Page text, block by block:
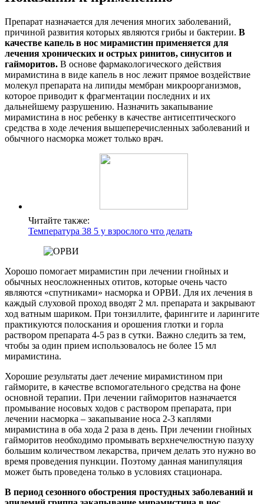
Препарат назначается для лечения многих заболеваний,
причиной развития которых являются грибы и бактерии. В
качестве капель в нос мирамистин применяется для
лечения хронических и острых ринитов, синуситов и
гайморитов. В основе фармакологического действия
мирамистина в виде капель в нос лежит прямое воздействие
молекул препарата на липиды мембран микроорганизмов,
которое приводит к фрагментации последних и их
дальнейшему разрушению. Назначить закапывание
мирамистина в нос ребенку в качестве антисептического
средства в ходе лечения вышеперечисленных заболеваний и
обычного насморка может только врач.
Читайте также:
Температура 38 5 у взрослого что делать
Хорошо помогает мирамистин при лечении гнойных и
обычных неосложненных отитов, которые очень часто
являются «спутниками» насморка и ОРВИ. Для их лечения в
каждый слуховой проход вводят 2 мл. препарата и закрывают
ход ватным шариком. При тонзиллите, фарингите и ларингите
практикуются полоскания и орошения глотки и горла
раствором препарата 4-5 раз в сутки. Важно следить за тем,
чтобы за один прием использовалось не более 15 мл
мирамистина.
Хорошие результаты дает лечение мирамистином при
гайморите, в качестве вспомогательного средства на фоне
основной терапии. При лечении гайморитов назначается
промывание носовых ходов с раствором препарата, при
лечении насморка – закапывание носа 2-3 каплями
мирамистина в оба хода 2 раза в день. При лечении гнойных
гайморитов необходимо промывать верхнечелюстную пазуху
большим количеством лекарства, причем делать это нужно во
время проведения пункции. Поэтому данная манипуляция
может быть проведена только в условиях стационара.
В период сезонного обострения простудных заболеваний и